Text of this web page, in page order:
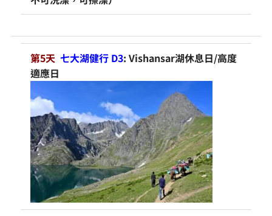
第5天 七大湖健行 D3: Vishansar湖休息日/高度
適應日